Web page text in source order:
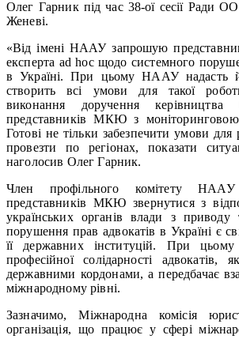
Олег Гарник під час 38-ої сесії Ради
Женеві.
«Від імені НААУ запрошую
експерта ad hoc щодо системного
в Україні. При цьому НААУ надасть
створить всі умови для такої
виконання доручення
представників МКЮ з
Готові не тільки забезпечити умови
провезти по регіонах, показати
наголосив Олег Гарник.
Член профільного комітету
представників МКЮ звернутися з
українських органів влади з
порушення прав адвокатів в Україні є
її державних інституцій. При
професійної солідарності адвокатів,
державними кордонами, а передбачає
міжнародному рівні.
Зазначимо, Міжнародна комісія
організація, що працює у сфері